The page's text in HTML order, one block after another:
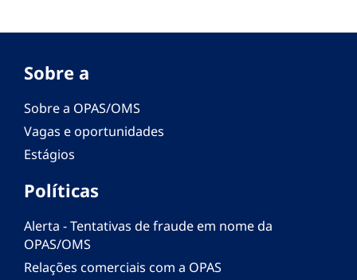
Sobre a
Sobre a OPAS/OMS
Vagas e oportunidades
Estágios
Políticas
Alerta - Tentativas de fraude em nome da
OPAS/OMS
Relações comerciais com a OPAS